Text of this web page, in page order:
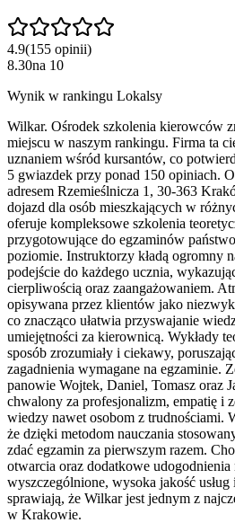
4.9(155 opinii)
8.30na 10
Wynik w rankingu Lokalsy
Wilkar. Ośrodek szkolenia kierowców
miejscu w naszym rankingu. Firma ta
uznaniem wśród kursantów, co
5 gwiazdek przy ponad 150 opiniach.
adresem Rzemieślnicza 1, 30-363
dojazd dla osób mieszkających w
oferuje kompleksowe szkolenia
przygotowujące do egzaminów
poziomie. Instruktorzy kładą ogromny
podejście do każdego ucznia,
cierpliwością oraz zaangażowaniem.
opisywana przez klientów jako
co znacząco ułatwia przyswajanie
umiejętności za kierownicą. Wykłady
sposób zrozumiały i ciekawy,
zagadnienia wymagane na egzaminie.
panowie Wojtek, Daniel, Tomasz oraz
chwalony za profesjonalizm, empatię i
wiedzy nawet osobom z trudnościami.
że dzięki metodom nauczania
zdać egzamin za pierwszym razem.
otwarcia oraz dodatkowe udogodnienia
wyszczególnione, wysoka jakość usług
sprawiają, że Wilkar jest jednym z
w Krakowie.